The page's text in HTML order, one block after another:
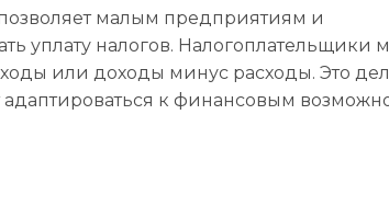
малым предприятиям и
налогов. Налогоплательщики
или доходы минус расходы. Это
к финансовым